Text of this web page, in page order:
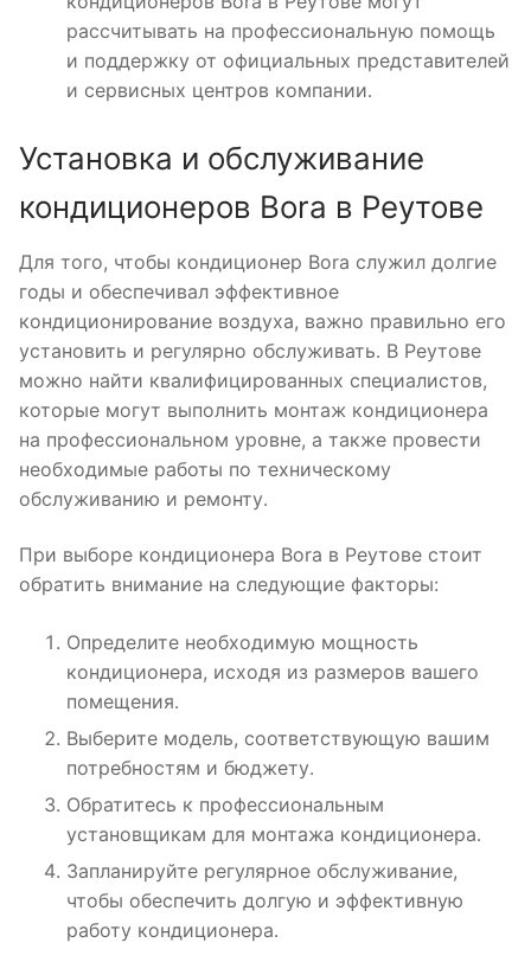
рассчитывать на профессиональную помощь
и поддержку от официальных представителей
и сервисных центров компании․
Установка и обслуживание
кондиционеров Bora в Реутове
Для того, чтобы кондиционер Bora служил долгие
годы и обеспечивал эффективное
кондиционирование воздуха, важно правильно его
установить и регулярно обслуживать․ В Реутове
можно найти квалифицированных специалистов,
которые могут выполнить монтаж кондиционера
на профессиональном уровне, а также провести
необходимые работы по техническому
обслуживанию и ремонту․
При выборе кондиционера Bora в Реутове стоит
обратить внимание на следующие факторы:
Определите необходимую мощность
кондиционера, исходя из размеров вашего
помещения․
Выберите модель, соответствующую вашим
потребностям и бюджету․
Обратитесь к профессиональным
установщикам для монтажа кондиционера․
Запланируйте регулярное обслуживание,
чтобы обеспечить долгую и эффективную
работу кондиционера․